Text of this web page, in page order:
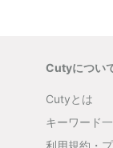
Cutyについ
Cutyとは
キーワード
利用規約・